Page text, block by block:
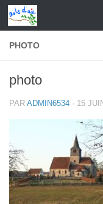
Skip to content
PHOTO
photo
PAR ADMIN6534 · 15